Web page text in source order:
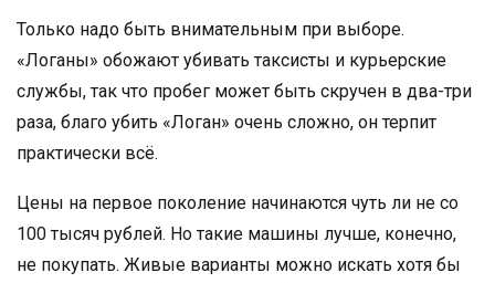
Только надо быть внимательным при выборе.
«Логаны» обожают убивать таксисты и курьерские
службы, так что пробег может быть скручен в два-три
раза, благо убить «Логан» очень сложно, он терпит
практически всё.
Цены на первое поколение начинаются чуть ли не со
100 тысяч рублей. Но такие машины лучше, конечно,
не покупать. Живые варианты можно искать хотя бы